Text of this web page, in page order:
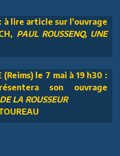
à lire article sur l'ouvrage
PAUL ROUSSENQ, UNE
(Reims) le 7 mai à 19 h30 :
son ouvrage
LA ROUSSEUR